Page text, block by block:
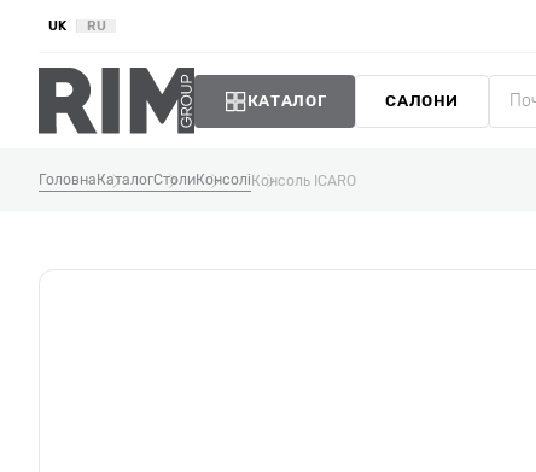
UK RU
КАТАЛОГ САЛОНИ
Головна КаталогСтолиКонсоліКонсоль ICARO